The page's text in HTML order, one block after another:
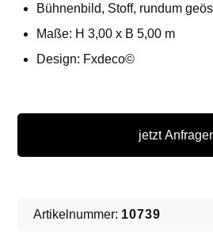
Bühnenbild, Stoff, rundum
Maße: H 3,00 x B 5,00 m
Design: Fxdeco©
Vorhang
Bühnenbild
jetzt
Artikelnummer: 10739